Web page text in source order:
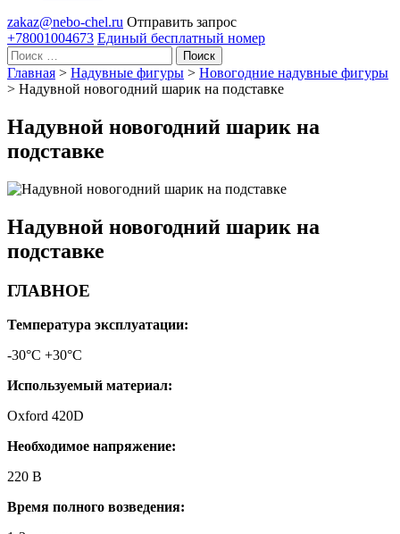
zakaz@nebo-chel.ru Отправить запрос
+78001004673 Единый бесплатный номер
Поиск
Главная > Надувные фигуры > Новогодние надувные фигуры
> Надувной новогодний шарик на подставке
Надувной новогодний шарик на
подставке
Надувной новогодний шарик на
подставке
ГЛАВНОЕ
Температура эксплуатации:
-30°С +30°С
Используемый материал:
Oxford 420D
Необходимое напряжение:
220 В
Время полного возведения: